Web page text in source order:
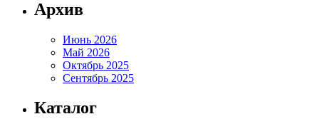
Архив
Июнь 2026
Май 2026
Октябрь 2025
Сентябрь 2025
Каталог